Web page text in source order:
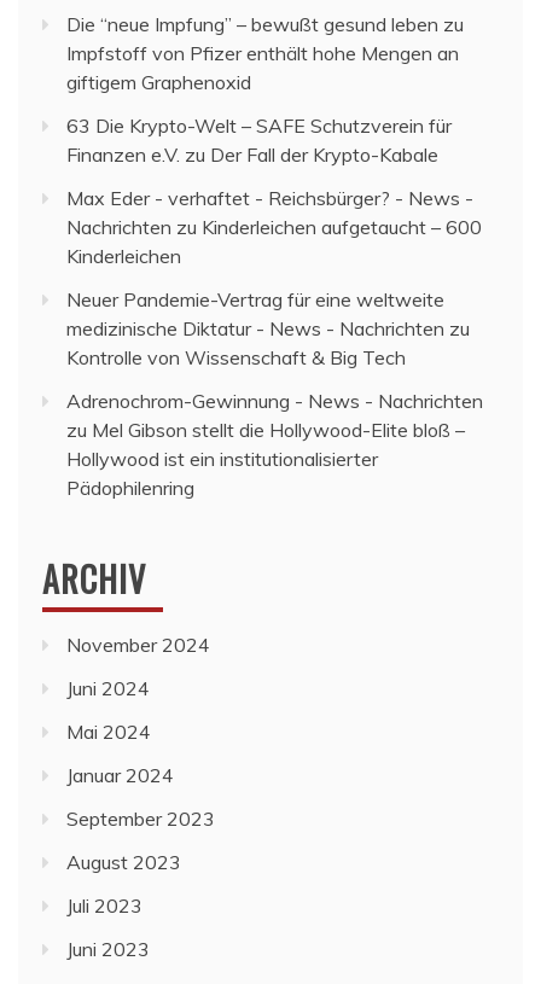
Die “neue Impfung” – bewußt gesund leben zu
Impfstoff von Pfizer enthält hohe Mengen an
giftigem Graphenoxid
63 Die Krypto-Welt – SAFE Schutzverein für
Finanzen e.V. zu Der Fall der Krypto-Kabale
Max Eder - verhaftet - Reichsbürger? - News -
Nachrichten zu Kinderleichen aufgetaucht – 600
Kinderleichen
Neuer Pandemie-Vertrag für eine weltweite
medizinische Diktatur - News - Nachrichten zu
Kontrolle von Wissenschaft & Big Tech
Adrenochrom-Gewinnung - News - Nachrichten
zu Mel Gibson stellt die Hollywood-Elite bloß –
Hollywood ist ein institutionalisierter
Pädophilenring
ARCHIV
November 2024
Juni 2024
Mai 2024
Januar 2024
September 2023
August 2023
Juli 2023
Juni 2023